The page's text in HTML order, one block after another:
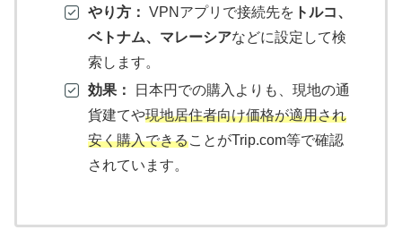
やり方： VPNアプリで接続先を トルコ、
ベトナム、マレーシアなどに設定して検
索します。
効果：
日本円での購入よりも、現地の通
貨建てや現地居住者向け価格が適用され
安く購入できることがTrip.com等で確認
されています。